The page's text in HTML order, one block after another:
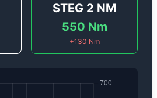
STEG 2 NM
550 Nm
+130 Nm